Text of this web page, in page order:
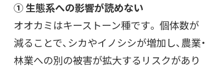
① 生態系への影響が読めない
オオカミはキーストーン種です。 個体数が
減ることで、シカやイノシシが増加し、農業・
林業への別の被害が拡大するリスクがあり